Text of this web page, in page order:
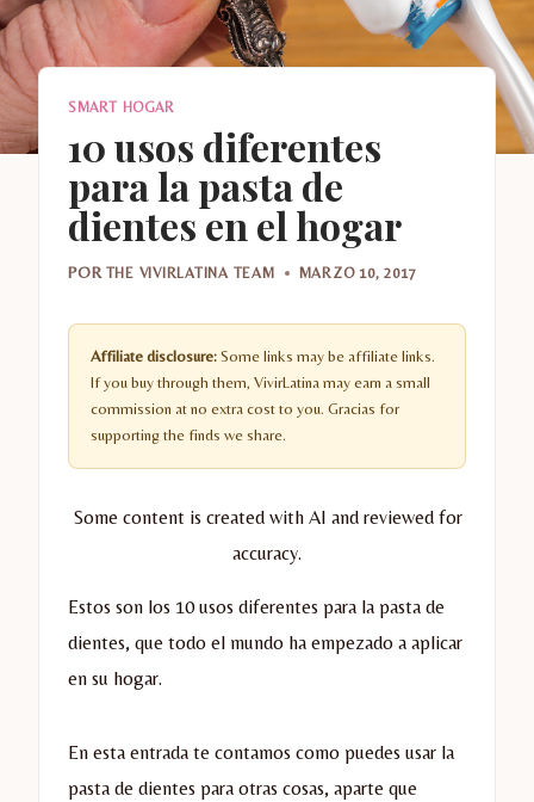
SMART HOGAR
10 usos diferentes
para la pasta de
dientes en el hogar
POR THE VIVIRLATINA TEAM MARZO 10, 2017
Affiliate disclosure: Some links may be affiliate links.
If you buy through them, VivirLatina may earn a small
commission at no extra cost to you. Gracias for
supporting the finds we share.
Some content is created with AI and reviewed for
accuracy.
Estos son los 10 usos diferentes para la pasta de
dientes, que todo el mundo ha empezado a aplicar
en su hogar.
En esta entrada te contamos como puedes usar la
pasta de dientes para otras cosas, aparte que